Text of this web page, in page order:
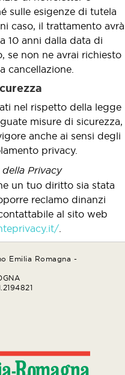
sulle esigenze di tutela
caso, il trattamento avrà
10 anni dalla data di
se non ne avrai richiesto
cancellazione.
nel rispetto della legge
misure di sicurezza,
anche ai sensi degli
privacy.
Privacy
un tuo diritto sia stata
reclamo dinanzi
al sito web
Emilia Romagna -